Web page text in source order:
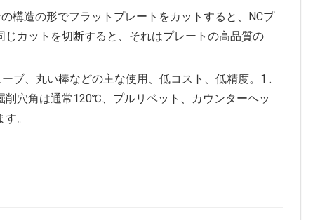
構造の形でフラットプレートをカットすると、NCプ
カットを切断すると、それはプレートの高品質の
ブ、丸い棒などの主な使用、低コスト、低精度。1 .
穴角は通常120℃、プルリベット、カウンターヘッ
。